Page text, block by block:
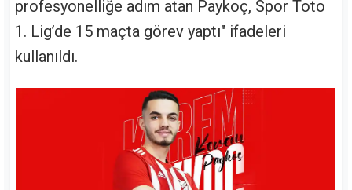
profesyonelliğe adım atan Paykoç, Spor Toto
1. Lig’de 15 maçta görev yaptı" ifadeleri
kullanıldı.